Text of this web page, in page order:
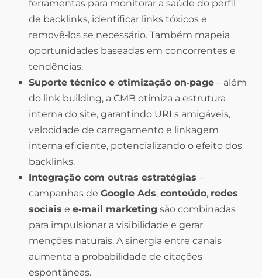
ferramentas para monitorar a saúde do perfil
de backlinks, identificar links tóxicos e
removê‑los se necessário. Também mapeia
oportunidades baseadas em concorrentes e
tendências.
Suporte técnico e otimização on‑page – além
do link building, a CMB otimiza a estrutura
interna do site, garantindo URLs amigáveis,
velocidade de carregamento e linkagem
interna eficiente, potencializando o efeito dos
backlinks.
Integração com outras estratégias –
campanhas de Google Ads, conteúdo, redes
sociais e e‑mail marketing são combinadas
para impulsionar a visibilidade e gerar
menções naturais. A sinergia entre canais
aumenta a probabilidade de citações
espontâneas.